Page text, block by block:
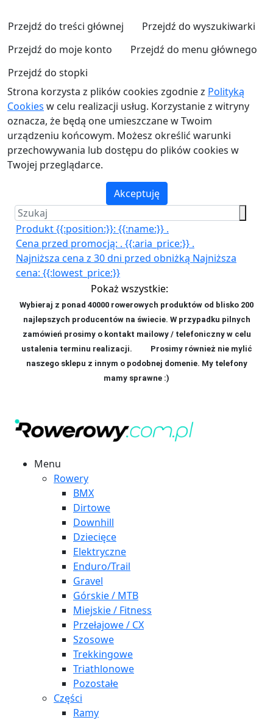
Przejdź do treści głównej
Przejdź do wyszukiwarki
Przejdź do moje konto
Przejdź do menu głównego
Przejdź do stopki
Strona korzysta z plików cookies zgodnie z Polityką
Cookies w celu realizacji usług. Korzystanie z witryny
oznacza, że będą one umieszczane w Twoim
urządzeniu końcowym. Możesz określić warunki
przechowywania lub dostępu do plików cookies w
Twojej przeglądarce.
Akceptuję
Produkt {{:position:}}: {{:name:}} .
Cena przed promocją: . {{:aria_price:}} .
Najniższa cena z 30 dni przed obniżką Najniższa
cena: {{:lowest_price:}}
Pokaż wszystkie:
Wybieraj z ponad 40000 rowerowych produktów od blisko 200
najlepszych producentów na świecie. W przypadku pilnych
zamówień prosimy o kontakt mailowy / telefoniczny w celu
ustalenia terminu realizacji. Prosimy również nie mylić
naszego sklepu z innym o podobnej domenie. My telefony
mamy sprawne :)
Menu
Rowery
BMX
Dirtowe
Downhill
Dziecięce
Elektryczne
Enduro/Trail
Gravel
Górskie / MTB
Miejskie / Fitness
Przełajowe / CX
Szosowe
Trekkingowe
Triathlonowe
Pozostałe
Części
Ramy